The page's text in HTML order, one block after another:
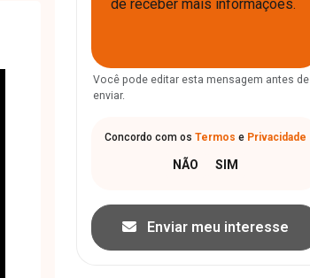
Você pode editar esta mensagem antes de
enviar.
Concordo com os Termos e Privacidade
Enviar meu interesse